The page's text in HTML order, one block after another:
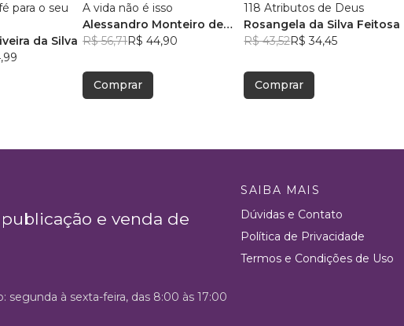
para o seu
da Silva
A vida não é isso
Alessandro Monteiro de
Menezes
R$ 56,71R$ 44,90
Comprar
118 Atributos de Deus
Rosangela da Silva Feitosa
R$ 43,52R$ 34,45
Comprar
e venda de
SAIBA MAIS
Dúvidas e Contato
Política de Privacidade
Termos e Condições de Uso
segunda à sexta-feira, das 8:00 às 17:00